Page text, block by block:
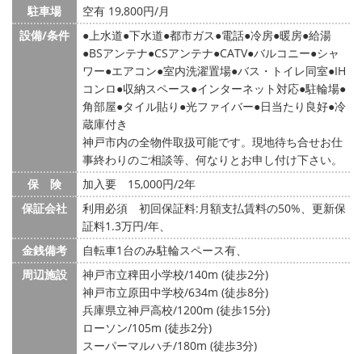
駐車場
空有 19,800円/月
設備/条件
上水道 下水道 都市ガス 電話 冷房 暖房 給湯
BSアンテナ CSアンテナ CATV バルコニー シャ
ワー エアコン 室内洗濯置場 バス・トイレ同室 IH
コンロ 収納スペース インターネット対応 駐輪場
角部屋 タイル貼り 光ファイバー 日当たり良好 冷
蔵庫付き
神戸市内の全物件取扱可能です。現地待ち合せお仕
事終わりのご相談等、何なりとお申し付け下さい。
保 険
加入要 15,000円/2年
保証会社
利用必須 初回保証料:月額支払賃料の50%、更新保
証料1.3万円/年、
金銭備考
自転車1台のみ駐輪スペース有、
周辺施設
神戸市立稗田小学校/140m (徒歩2分)
神戸市立原田中学校/634m (徒歩8分)
兵庫県立神戸高校/1200m (徒歩15分)
ローソン/105m (徒歩2分)
スーパーマルハチ/180m (徒歩3分)